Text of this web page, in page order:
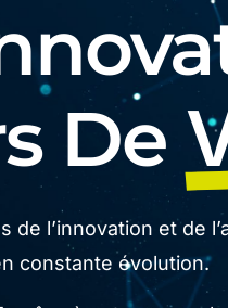
De
de l’innovation et de
constante évolution.